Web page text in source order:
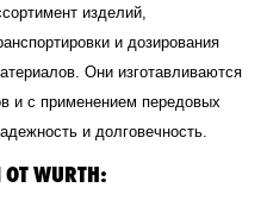
изделий,
и дозирования
Они изготавливаются
и с применением передовых
и долговечность.
WURTH: